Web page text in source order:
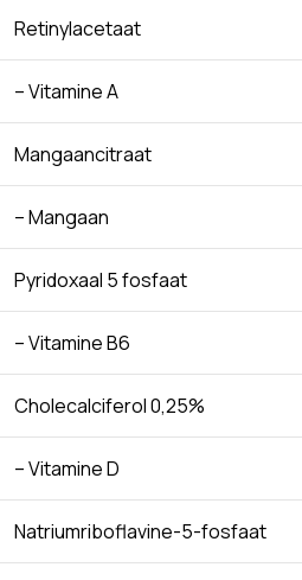
Retinylacetaat
– Vitamine A
Mangaancitraat
– Mangaan
Pyridoxaal 5 fosfaat
– Vitamine B6
Cholecalciferol 0,25%
– Vitamine D
Natriumriboflavine-5-fosfaat